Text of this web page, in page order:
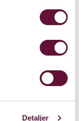
Detaljer